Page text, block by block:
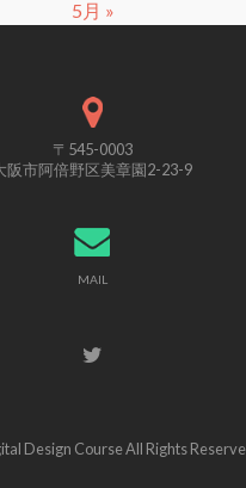
5月 »
〒545-0003
阪市阿倍野区美章園2-23-9
MAIL
Design Course All Rights